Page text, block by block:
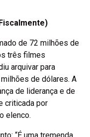
de 72 milhões de
três filmes
arquivar para
de dólares. A
de liderança e de
criticada por
elenco.